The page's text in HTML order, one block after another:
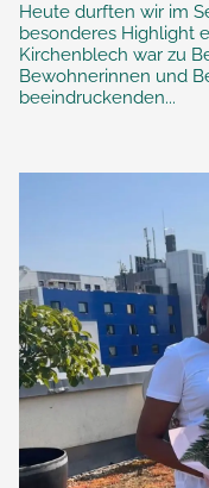
Heute durften wir im
besonderes Highlight
Kirchenblech war zu
Bewohnerinnen und
beeindruckenden...